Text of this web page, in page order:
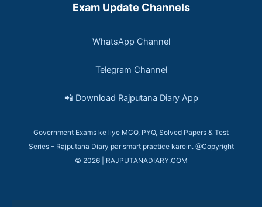
Exam Update Channels
WhatsApp Channel
Telegram Channel
📲 Download Rajputana Diary App
Government Exams ke liye MCQ, PYQ, Solved Papers & Test
Series – Rajputana Diary par smart practice karein. @Copyright
© 2026 | RAJPUTANADIARY.COM